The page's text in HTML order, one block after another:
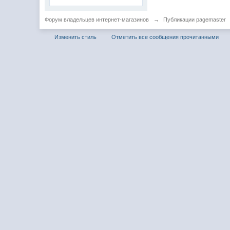
Форум владельцев интернет-магазинов → Публикации pagemaster
Изменить стиль Отметить все сообщения прочитанными